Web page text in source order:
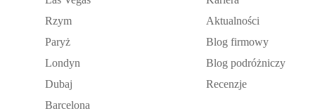
Rzym
Paryż
Londyn
Dubaj
Barcelona
Aktualności
Blog firmowy
Blog podróżniczy
Recenzje